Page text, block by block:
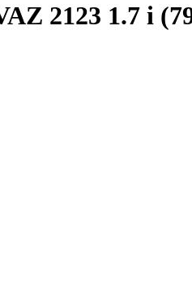
2123 1.7 i